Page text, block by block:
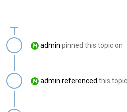
admin pinned this topic on
admin referenced this